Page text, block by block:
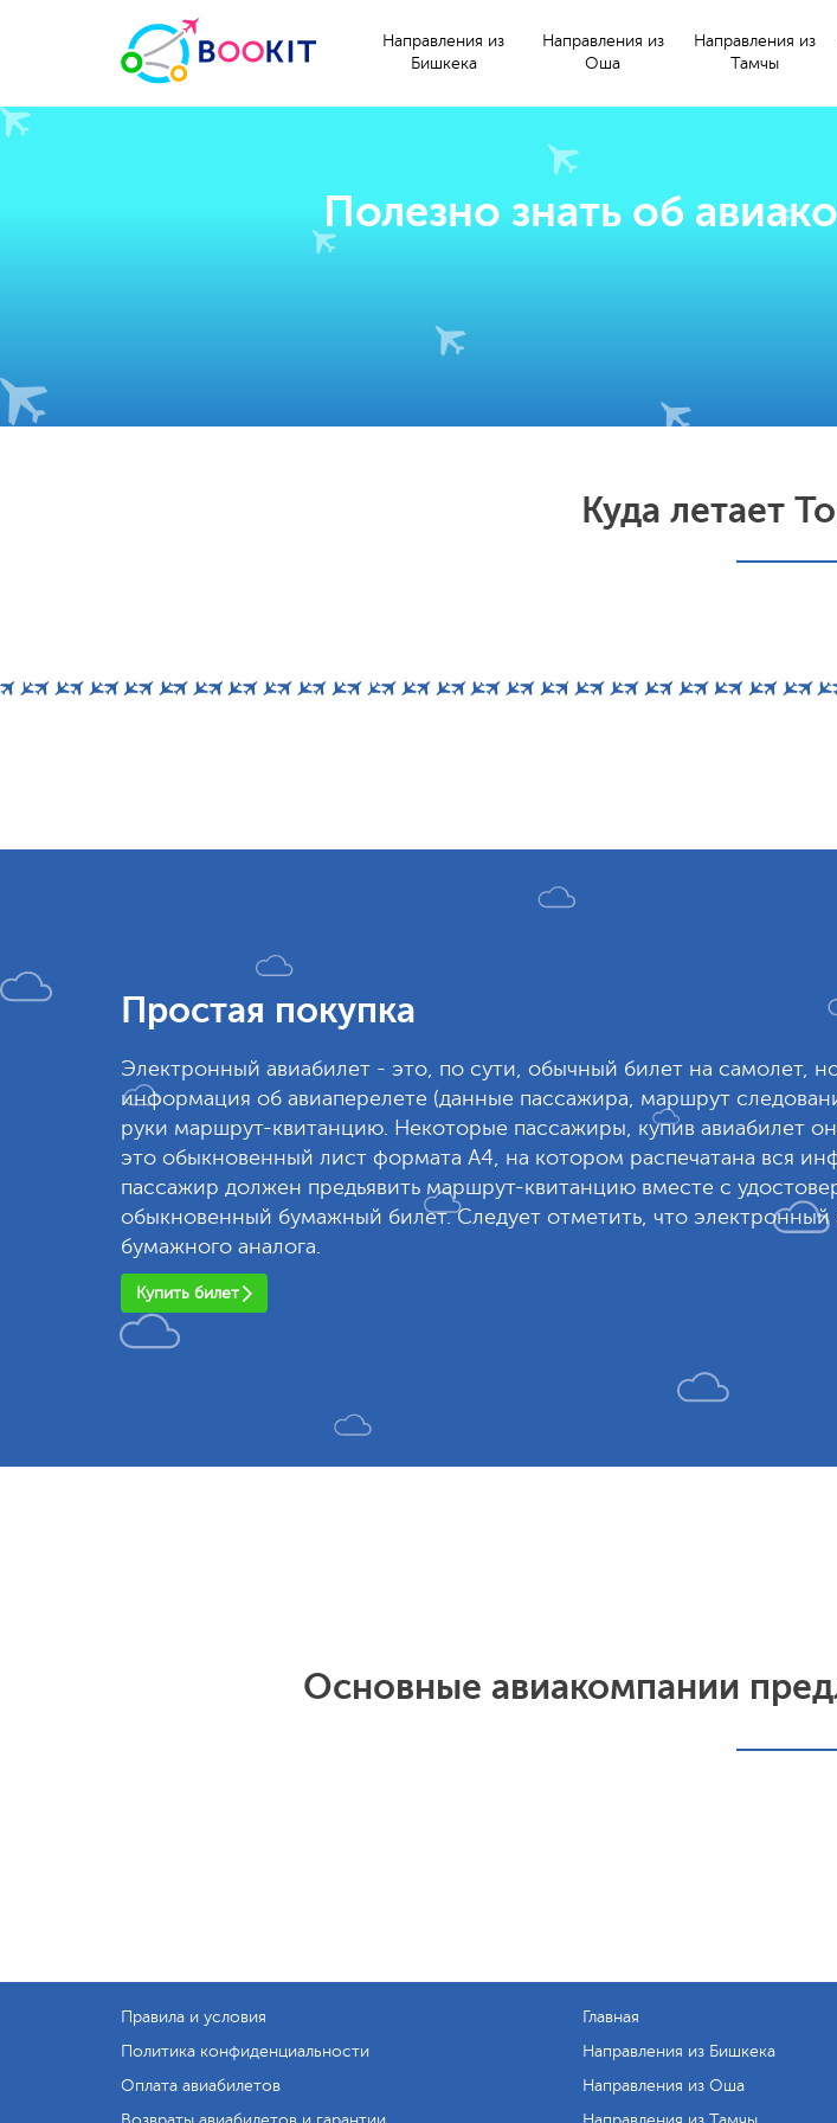
Направления из
Бишкека
Направления из
Оша
Направления из
Тамчы
Полезно знать об
Куда летает
Простая покупка
Электронный авиабилет - это, по сути, обычный билет на самолет,
информация об авиаперелете (данные пассажира, маршрут
руки маршрут-квитанцию. Некоторые пассажиры, купив авиабилет
это обыкновенный лист формата А4, на котором распечатана вся
пассажир должен предьявить маршрут-квитанцию вместе с
обыкновенный бумажный билет. Следует отметить, что
бумажного аналога.
Купить билет
Основные авиакомпании
Правила и условия
Политика конфиденциальности
Оплата авиабилетов
Главная
Направления из Бишкека
Направления из Оша